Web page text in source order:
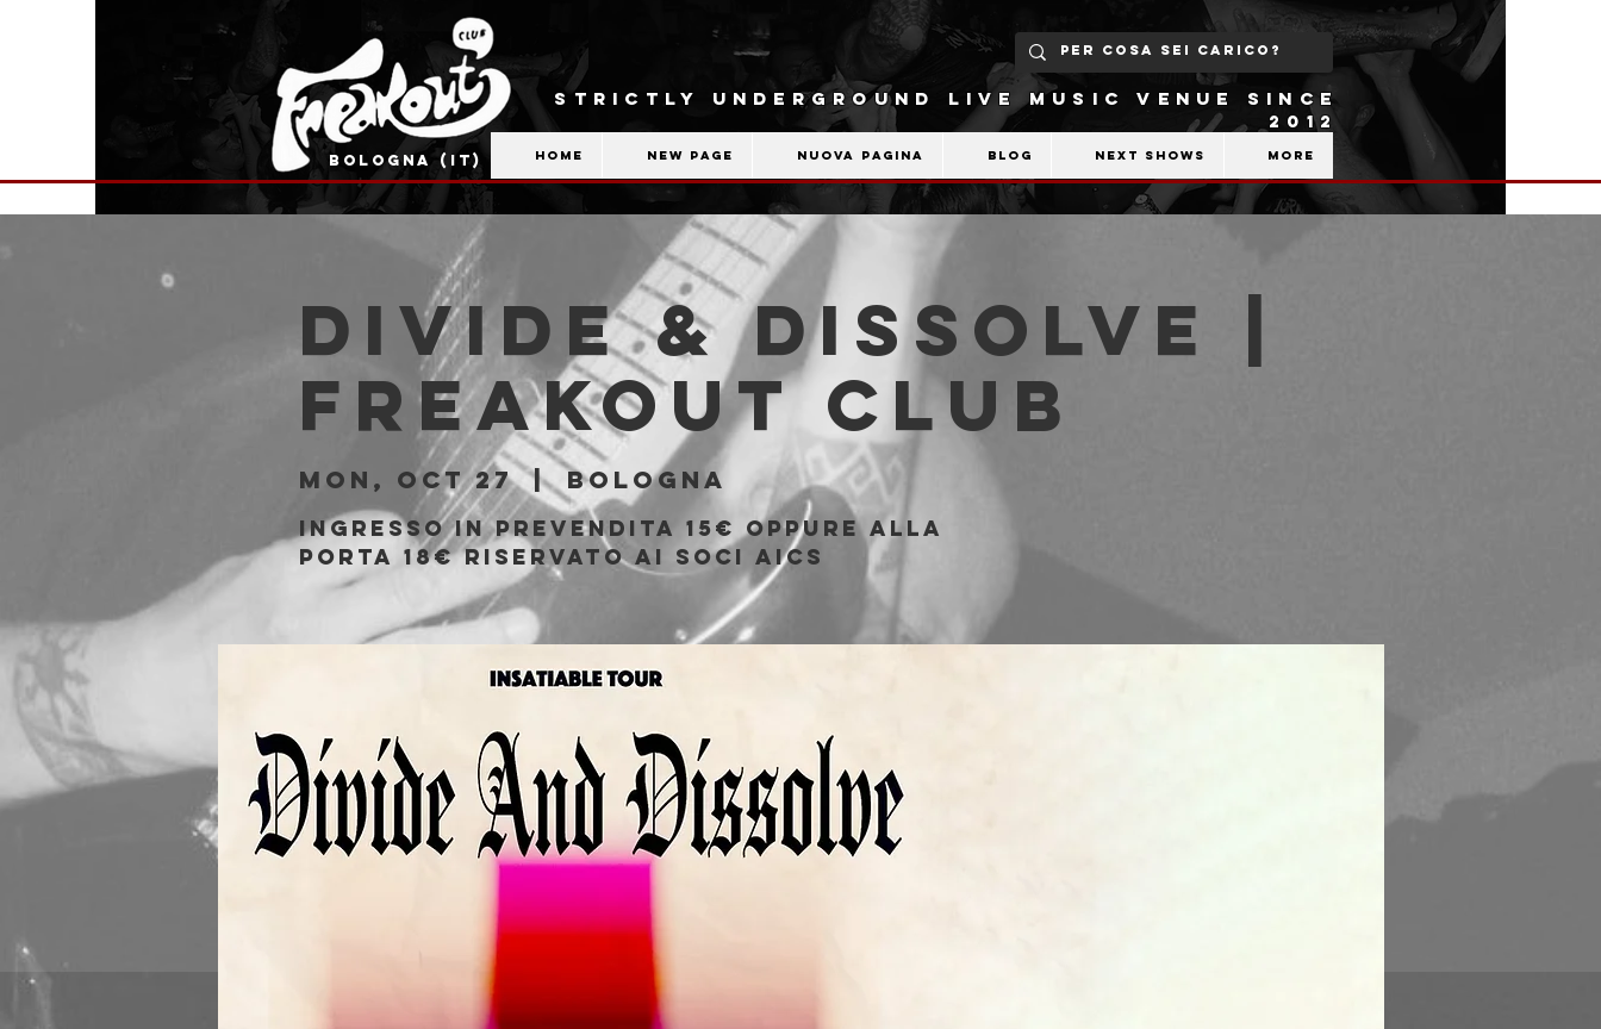
BOLOGNA (IT)
STRICTLY UNDERGROUND LIVE MUSIC VENUE SINCE
2012
Home New Page Nuova pagina Blog Next shows More
Divide & Dissolve |
Freakout Club
Mon, Oct 27
  |
Bologna
Ingresso in prevendita 15€ oppure alla
porta 18€ riservato ai soci AICS